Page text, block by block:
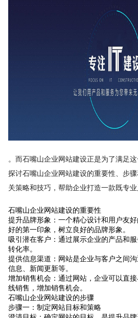
。而石嘴山企业网站建设正是为了满足
探讨石嘴山企业网站建设的重要性、步
关策略和技巧，帮助企业打造一款既专业
石嘴山企业网站建设的重要性
提升品牌形象：一个精心设计和用户友
好的第一印象，树立良好的品牌形象。
吸引潜在客户：通过展示企业的产品和
转化率。
提供信息渠道：网站是企业与客户之间
信息、新闻更新等。
增加销售机会：通过网站，企业可以直
线销售，增加销售机会。
石嘴山企业网站建设的步骤
步骤一：制定网站目标和策略